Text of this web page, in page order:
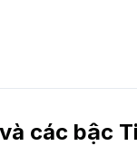
các bậc